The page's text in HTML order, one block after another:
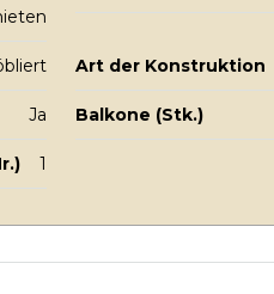
Art der Konstruktion
Ja Balkone (Stk.)
1